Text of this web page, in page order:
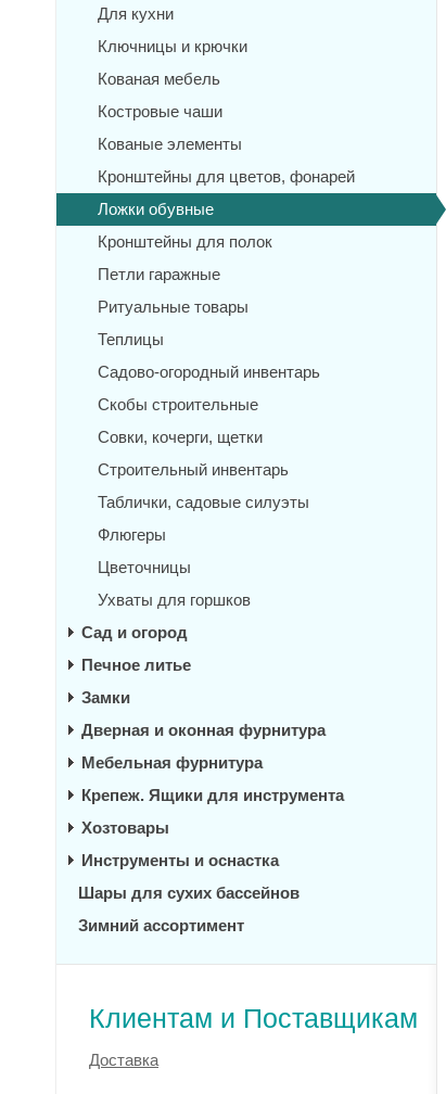
Для кухни
Ключницы и крючки
Кованая мебель
Костровые чаши
Кованые элементы
Кронштейны для цветов, фонарей
Ложки обувные
Кронштейны для полок
Петли гаражные
Ритуальные товары
Теплицы
Садово-огородный инвентарь
Скобы строительные
Совки, кочерги, щетки
Строительный инвентарь
Таблички, садовые силуэты
Флюгеры
Цветочницы
Ухваты для горшков
Сад и огород
Печное литье
Замки
Дверная и оконная фурнитура
Мебельная фурнитура
Крепеж. Ящики для инструмента
Хозтовары
Инструменты и оснастка
Шары для сухих бассейнов
Зимний ассортимент
Клиентам и Поставщикам
Доставка